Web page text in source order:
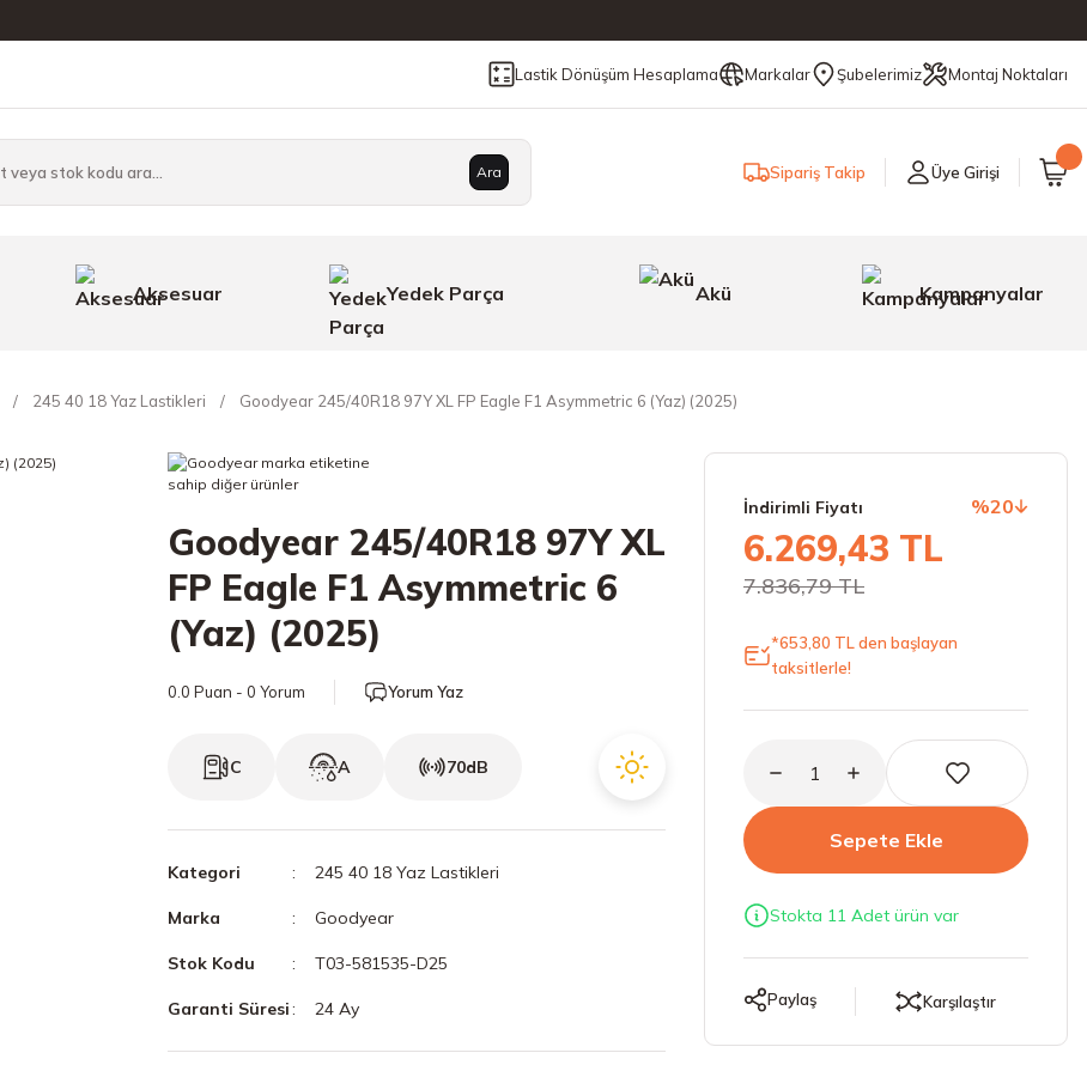
Lastik Dönüşüm Hesaplama Markalar Şubelerimiz Montaj Noktaları
Ara Sipariş Takip Üye Girişi
Aksesuar Yedek Parça Akü Kampanyalar
245 40 18 Yaz Lastikleri Goodyear 245/40R18 97Y XL FP Eagle F1 Asymmetric 6 (Yaz) (2025)
Goodyear 245/40R18 97Y XL
FP Eagle F1 Asymmetric 6
(Yaz) (2025)
0.0 Puan - 0 Yorum Yorum Yaz
C A 70dB
Kategori 245 40 18 Yaz Lastikleri
Marka Goodyear
Stok Kodu T03-581535-D25
Garanti Süresi 24 Ay
İndirimli Fiyatı %20
6.269,43 TL
7.836,79 TL
*653,80 TL den başlayan
taksitlerle!
Sepete Ekle
Stokta 11 Adet ürün var
Paylaş Karşılaştır